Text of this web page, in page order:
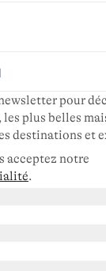
pour
plus belles
destinations et
acceptez notre
.